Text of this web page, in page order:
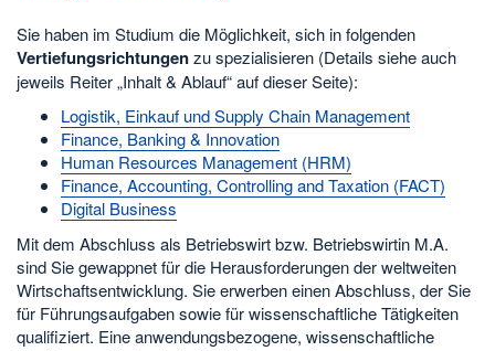
Sie haben im Studium die Möglichkeit, sich in folgenden
Vertiefungsrichtungenzu spezialisieren (Details siehe auch
jeweils Reiter „Inhalt & Ablauf“ auf dieser Seite):
Logistik, Einkauf und Supply Chain Management
Finance, Banking & Innovation
Human Resources Management (HRM)
Finance, Accounting, Controlling and Taxation (FACT)
Digital Business
Mit dem Abschluss als Betriebswirt bzw. Betriebswirtin M.A.
sind Sie gewappnet für die Herausforderungen der weltweiten
Wirtschaftsentwicklung. Sie erwerben einen Abschluss, der Sie
für Führungsaufgaben sowie für wissenschaftliche Tätigkeiten
qualifiziert. Eine anwendungsbezogene, wissenschaftliche